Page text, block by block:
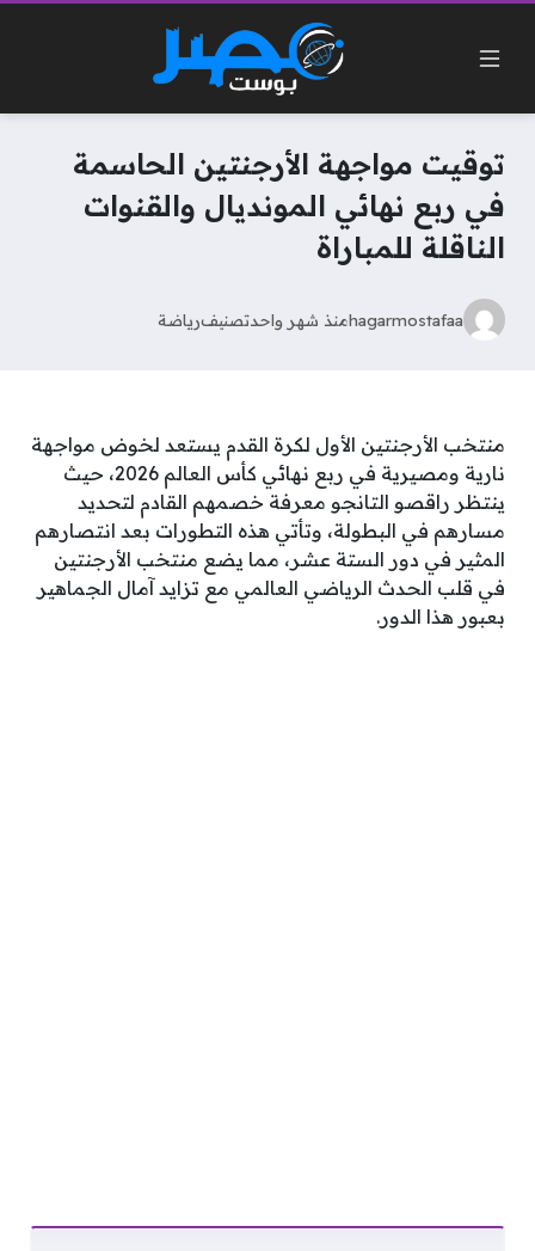
توقيت مواجهة الأرجنتين الحاسمة
في ربع نهائي المونديال والقنوات
الناقلة للمباراة
hagarmostafaaمنذ شهر واحدتصنيفرياضة
منتخب الأرجنتين الأول لكرة القدم يستعد لخوض مواجهة
نارية ومصيرية في ربع نهائي كأس العالم 2026، حيث
ينتظر راقصو التانجو معرفة خصمهم القادم لتحديد
مسارهم في البطولة، وتأتي هذه التطورات بعد انتصارهم
المثير في دور الستة عشر، مما يضع منتخب الأرجنتين
في قلب الحدث الرياضي العالمي مع تزايد آمال الجماهير
بعبور هذا الدور.